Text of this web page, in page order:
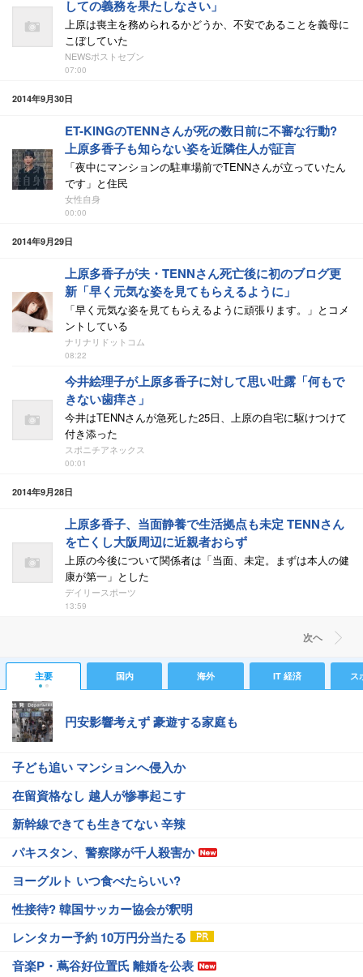
しての義務を果たしなさい」
上原は喪主を務められるかどうか、不安であることを義母に
こぼしていた
NEWSポストセブン
07:00
2014年9月30日
ET-KINGのTENNさんが死の数日前に不審な行動?
上原多香子も知らない姿を近隣住人が証言
「夜中にマンションの駐車場前でTENNさんが立っていたん
です」と住民
女性自身
00:00
2014年9月29日
上原多香子が夫・TENNさん死亡後に初のブログ更
新「早く元気な姿を見てもらえるように」
「早く元気な姿を見てもらえるように頑張ります。」とコメ
ントしている
ナリナリドットコム
08:22
今井絵理子が上原多香子に対して思い吐露「何もで
きない歯痒さ」
今井はTENNさんが急死した25日、上原の自宅に駆けつけて
付き添った
スポニチアネックス
00:01
2014年9月28日
上原多香子、当面静養で生活拠点も未定 TENNさん
を亡くし大阪周辺に近親者おらず
上原の今後について関係者は「当面、未定。まずは本人の健
康が第一」とした
デイリースポーツ
13:59
次ヘ
主要 国内 海外 IT 経済 ス
円安影響考えず 豪遊する家庭も
子ども追い マンションへ侵入か
在留資格なし 越人が惨事起こす
新幹線できても生きてない 辛辣
パキスタン、警察隊が千人殺害か
ヨーグルト いつ食べたらいい?
性接待? 韓国サッカー協会が釈明
レンタカー予約 10万円分当たる
音楽P・蔦谷好位置氏 離婚を公表